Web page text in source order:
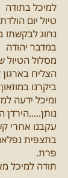
למיכל בתודה
טיול יום הולדת 80 ליוסי
נחוג לבקשתו
במדבר יהודה
מסלול הטיול
הצליח
ביקרנו
ומיכל ידעה
עקבנו אחרי
בתצפית
פרת.
תודה למיכל